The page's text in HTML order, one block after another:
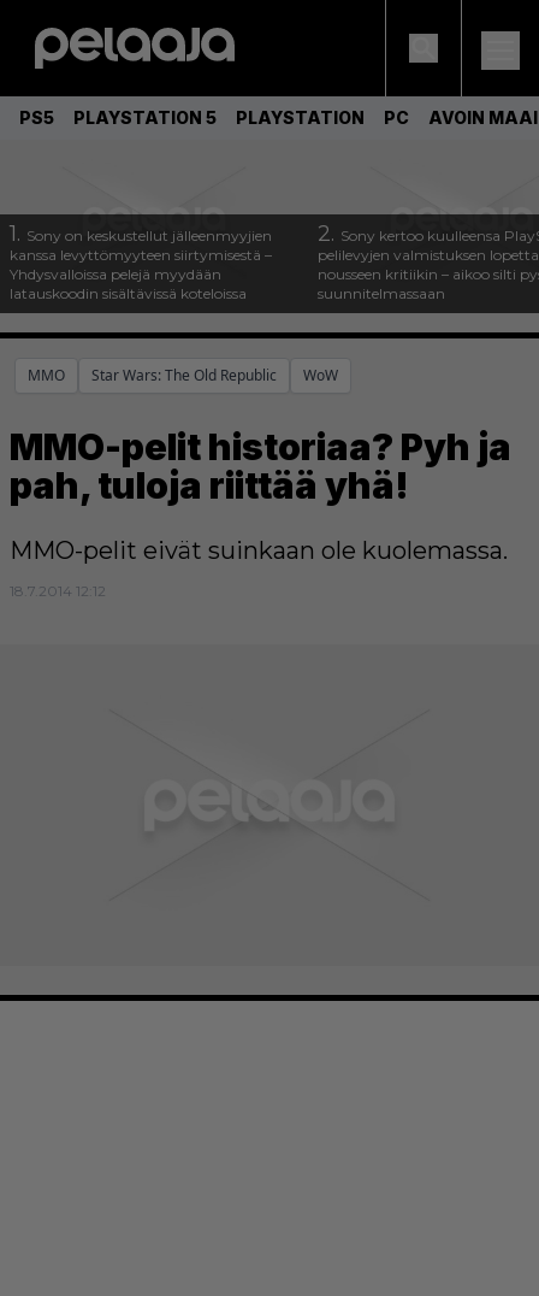
PS5 PLAYSTATION 5 PLAYSTATION PC AVOIN
1. Sony on keskustellut jälleenmyyjien
kanssa levyttömyyteen siirtymisestä –
Yhdysvalloissa pelejä myydään
latauskoodin sisältävissä koteloissa
2. Sony kertoo kuulleensa
pelilevyjen valmistuksen
nousseen kritiikin – aikoo silti
suunnitelmassaan
MMO Star Wars: The Old Republic WoW
MMO-pelit historiaa? Pyh ja
pah, tuloja riittää yhä!
MMO-pelit eivät suinkaan ole kuolemassa.
18.7.2014 12:12